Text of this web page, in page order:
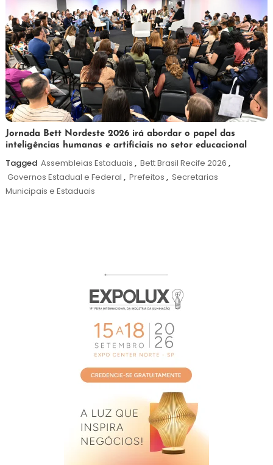
19
de
maio
de
2026
Maurilio
Jornada Bett Nordeste 2026 irá abordar o papel das
inteligências humanas e artificiais no setor educacional
Tagged Assembleias Estaduais , Bett Brasil Recife 2026 ,
Governos Estadual e Federal , Prefeitos , Secretarias
Municipais e Estaduais